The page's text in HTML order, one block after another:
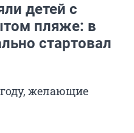
детей с
пляже: в
стартовал
желающие